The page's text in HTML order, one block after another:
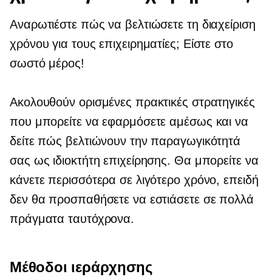
Αναρωτιέστε πώς να βελτιώσετε τη διαχείριση
χρόνου για τους επιχειρηματίες; Είστε στο
σωστό μέρος!
Ακολουθούν ορισμένες πρακτικές στρατηγικές
που μπορείτε να εφαρμόσετε αμέσως και να
δείτε πώς βελτιώνουν την παραγωγικότητά
σας ως ιδιοκτήτη επιχείρησης. Θα μπορείτε να
κάνετε περισσότερα σε λιγότερο χρόνο, επειδή
δεν θα προσπαθήσετε να εστιάσετε σε πολλά
πράγματα ταυτόχρονα.
Μέθοδοι ιεράρχησης